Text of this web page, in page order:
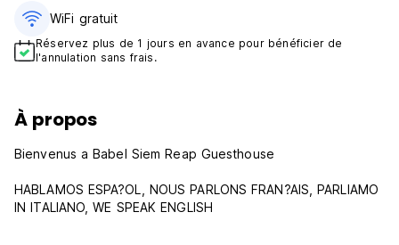
WiFi gratuit
Réservez plus de 1 jours en avance pour bénéficier de
l'annulation sans frais.
À propos
Bienvenus a Babel Siem Reap Guesthouse
HABLAMOS ESPA?OL, NOUS PARLONS FRAN?AIS, PARLIAMO
IN ITALIANO, WE SPEAK ENGLISH